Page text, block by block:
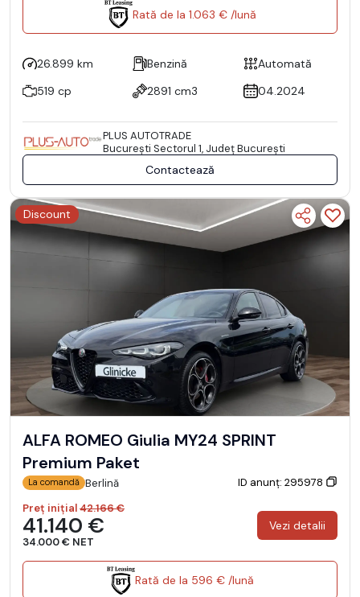
Rată de la 1.063 € /lună
26.899 km Benzină
Automată
519 cp
2891 cm3 04.2024
PLUS AUTOTRADE
Bucureşti Sectorul 1, Județ București
Contactează
Discount
ALFA ROMEO Giulia MY24 SPRINT
Premium Paket
La comandă Berlină
ID anunț: 295978
Preț inițial42.166 €
41.140 €
34.000 € NET
Vezi detalii
Rată de la 596 € /lună